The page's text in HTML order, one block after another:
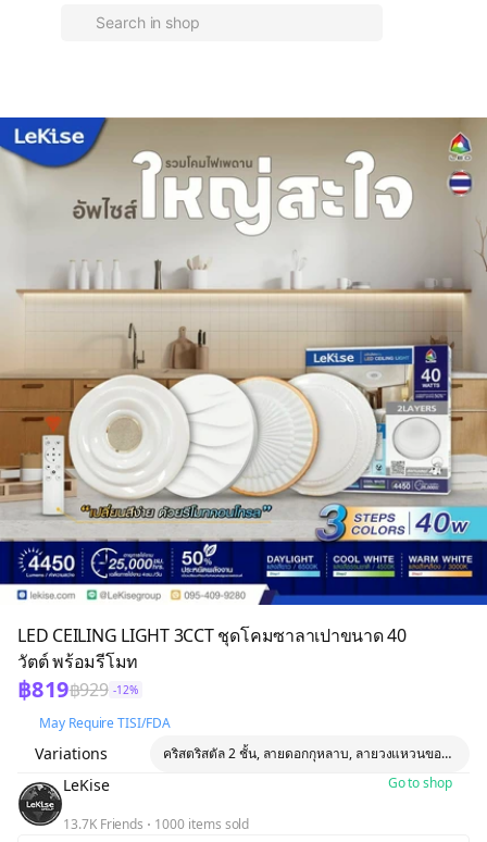
LED CEILING LIGHT 3CCT ชุดโคมซาลาเปาขนาด 40
วัตต์ พร้อมรีโมท
฿819฿929 -12%
May Require TISI/FDA
Variations คริสตริสตัล 2 ชั้น, ลายดอกกุหลาบ, ลายวงแหวนขอบทอง,
LeKise
13.7K Friends 1000 items sold
Go to shop